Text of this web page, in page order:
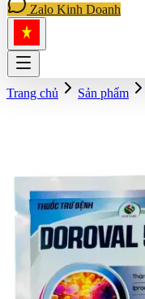
Zalo Kinh Doanh
Trang chủ Sản phẩm